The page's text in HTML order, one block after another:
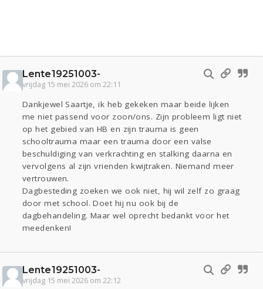
Lente19251003-
vrijdag 15 mei 2026 om 22:11
Dankjewel Saartje, ik heb gekeken maar beide lijken
me niet passend voor zoon/ons. Zijn probleem ligt niet
op het gebied van HB en zijn trauma is geen
schooltrauma maar een trauma door een valse
beschuldiging van verkrachting en stalking daarna en
vervolgens al zijn vrienden kwijtraken. Niemand meer
vertrouwen.
Dagbesteding zoeken we ook niet, hij wil zelf zo graag
door met school. Doet hij nu ook bij de
dagbehandeling. Maar wel oprecht bedankt voor het
meedenken!
Lente19251003-
vrijdag 15 mei 2026 om 22:12